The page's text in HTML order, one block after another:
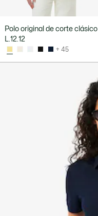
Polo original de corte clásico
L.12.12
+ 45